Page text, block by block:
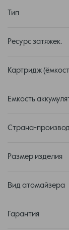
Тип
Ресурс затяжек.
Картридж
Емкость
Страна-
Размер изделия
Вид атомайзера
Гарантия